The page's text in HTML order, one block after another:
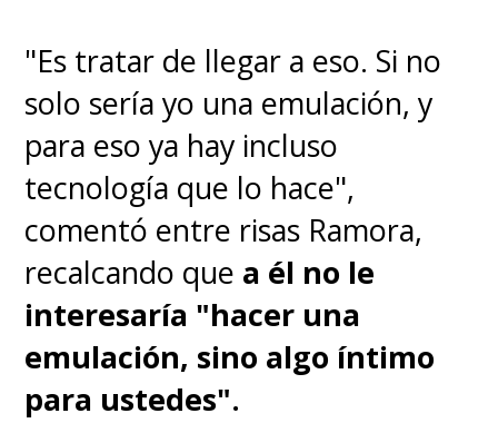
"Es tratar de llegar a eso. Si no
solo sería yo una emulación, y
para eso ya hay incluso
tecnología que lo hace",
comentó entre risas Ramora,
recalcando que a él no le
interesaría "hacer una
emulación, sino algo íntimo
para ustedes".